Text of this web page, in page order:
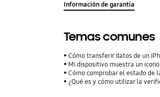
Información de garantía
Temas comunes
Cómo transferir datos de un
Mi dispositivo muestra un
Cómo comprobar el estado de
¿Qué es y cómo utilizar la